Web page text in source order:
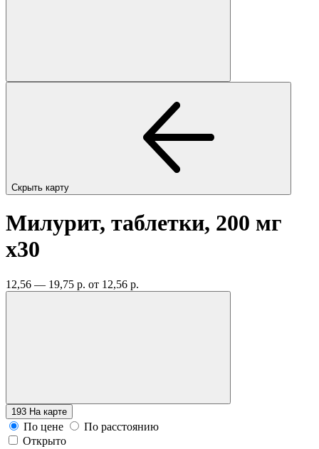
Скрыть карту
Милурит, таблетки, 200 мг
x30
12,56 — 19,75 р. от 12,56 р.
193 На карте
По цене
По расстоянию
Открыто